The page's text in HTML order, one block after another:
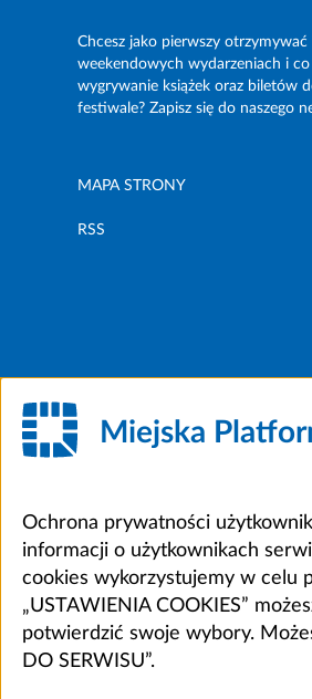
Chcesz jako pierwszy
weekendowych wydarzeniach i
wygrywanie książek oraz biletów
festiwale? Zapisz się do naszego
MAPA STRONY
RSS
Miejska
Ochrona prywatności
informacji o użytkownikach
cookies wykorzystujemy w celu
„USTAWIENIA COOKIES”
potwierdzić swoje wybory.
DO SERWISU”.